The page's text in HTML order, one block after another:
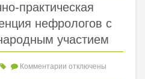
практическая
нефрологов с
участием
Комментарии отключены